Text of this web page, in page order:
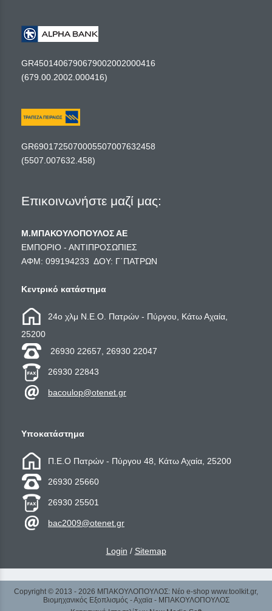
GR4501406790679002002000416
(679.00.2002.000416)
GR6901725070005507007632458
(5507.007632.458)
Επικοινωνήστε μαζί μας:
Μ.ΜΠΑΚΟΥΛΟΠΟΥΛΟΣ ΑΕ
ΕΜΠΟΡΙΟ - ΑΝΤΙΠΡΟΣΩΠΙΕΣ
ΑΦΜ: 099194233 ΔΟΥ: Γ΄ΠΑΤΡΩΝ
Κεντρικό κατάστημα
24ο χλμ Ν.Ε.Ο. Πατρών - Πύργου, Κάτω Αχαία,
25200
26930 22657, 26930 22047
26930 22843
bacoulop@otenet.gr
Υποκατάστημα
Π.Ε.Ο Πατρών - Πύργου 48, Κάτω Αχαία, 25200
26930 25660
26930 25501
bac2009@otenet.gr
Login / Sitemap
Copyright © 2013 - 2026 ΜΠΑΚΟΥΛΟΠΟΥΛΟΣ: Νέο e-shop www.toolkit.gr,
Βιομηχανικός Εξοπλισμός - Αχαϊα - ΜΠΑΚΟΥΛΟΠΟΥΛΟΣ